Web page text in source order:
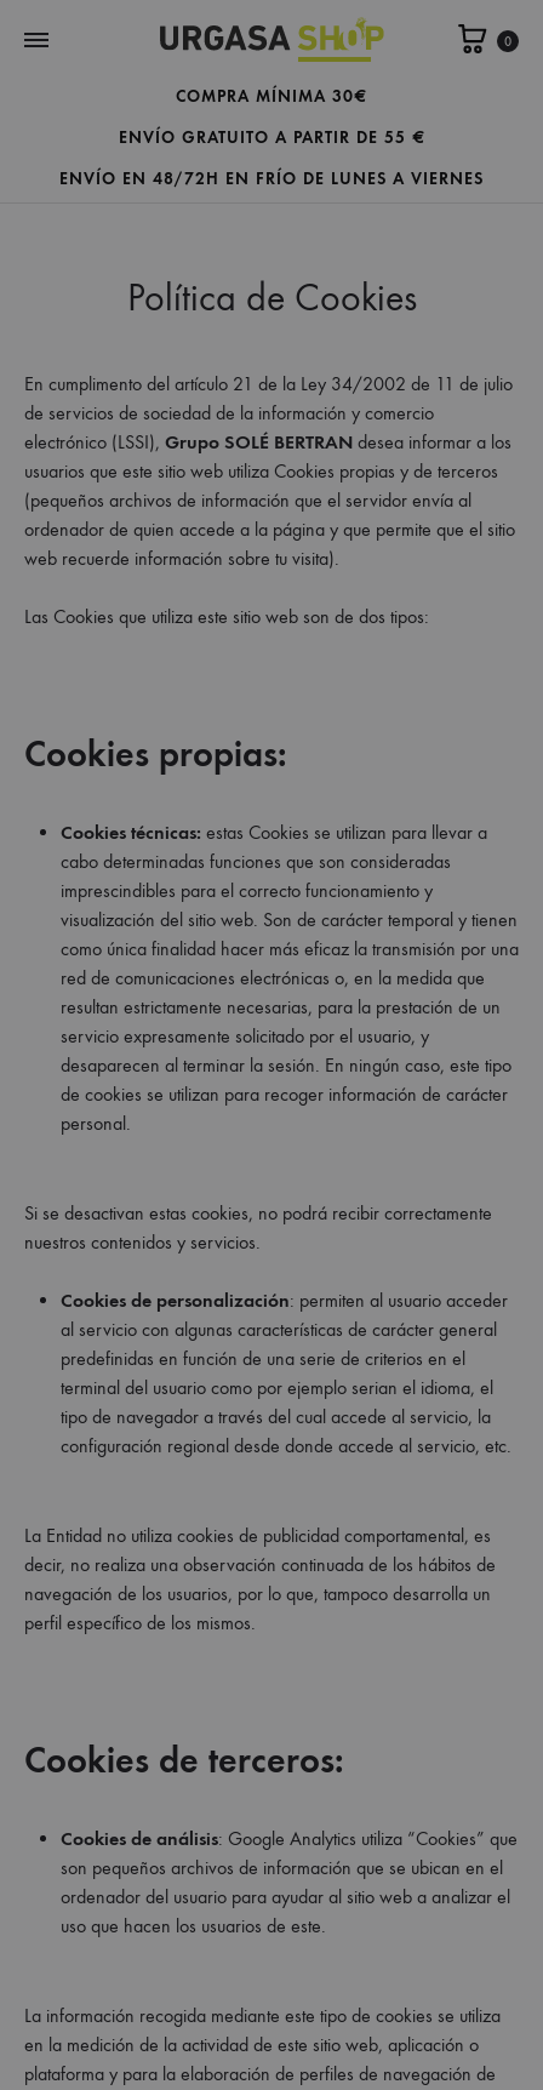
0
COMPRA MÍNIMA 30€
ENVÍO GRATUITO A PARTIR DE 55 €
ENVÍO EN 48/72H EN FRÍO DE LUNES A VIERNES
Política de Cookies
En cumplimento del artículo 21 de la Ley 34/2002 de 11 de julio
de servicios de sociedad de la información y comercio
electrónico (LSSI), Grupo SOLÉ BERTRAN desea informar a los
usuarios que este sitio web utiliza Cookies propias y de terceros
(pequeños archivos de información que el servidor envía al
ordenador de quien accede a la página y que permite que el sitio
web recuerde información sobre tu visita).
Las Cookies que utiliza este sitio web son de dos tipos:
Cookies propias:
Cookies técnicas: estas Cookies se utilizan para llevar a
cabo determinadas funciones que son consideradas
imprescindibles para el correcto funcionamiento y
visualización del sitio web. Son de carácter temporal y tienen
como única finalidad hacer más eficaz la transmisión por una
red de comunicaciones electrónicas o, en la medida que
resultan estrictamente necesarias, para la prestación de un
servicio expresamente solicitado por el usuario, y
desaparecen al terminar la sesión. En ningún caso, este tipo
de cookies se utilizan para recoger información de carácter
personal.
Si se desactivan estas cookies, no podrá recibir correctamente
nuestros contenidos y servicios.
Cookies de personalización: permiten al usuario acceder
al servicio con algunas características de carácter general
predefinidas en función de una serie de criterios en el
terminal del usuario como por ejemplo serian el idioma, el
tipo de navegador a través del cual accede al servicio, la
configuración regional desde donde accede al servicio, etc.
La Entidad no utiliza cookies de publicidad comportamental, es
decir, no realiza una observación continuada de los hábitos de
navegación de los usuarios, por lo que, tampoco desarrolla un
perfil específico de los mismos.
Cookies de terceros:
Cookies de análisis: Google Analytics utiliza “Cookies” que
son pequeños archivos de información que se ubican en el
ordenador del usuario para ayudar al sitio web a analizar el
uso que hacen los usuarios de este.
La información recogida mediante este tipo de cookies se utiliza
en la medición de la actividad de este sitio web, aplicación o
plataforma y para la elaboración de perfiles de navegación de